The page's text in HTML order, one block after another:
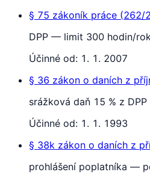
§ 75 zákoník práce (262/
DPP — limit 300 hodin/
Účinné od: 1. 1. 2007
§ 36 zákon o daních z
srážková daň 15 % z
Účinné od: 1. 1. 1993
§ 38k zákon o daních z
prohlášení poplatníka —